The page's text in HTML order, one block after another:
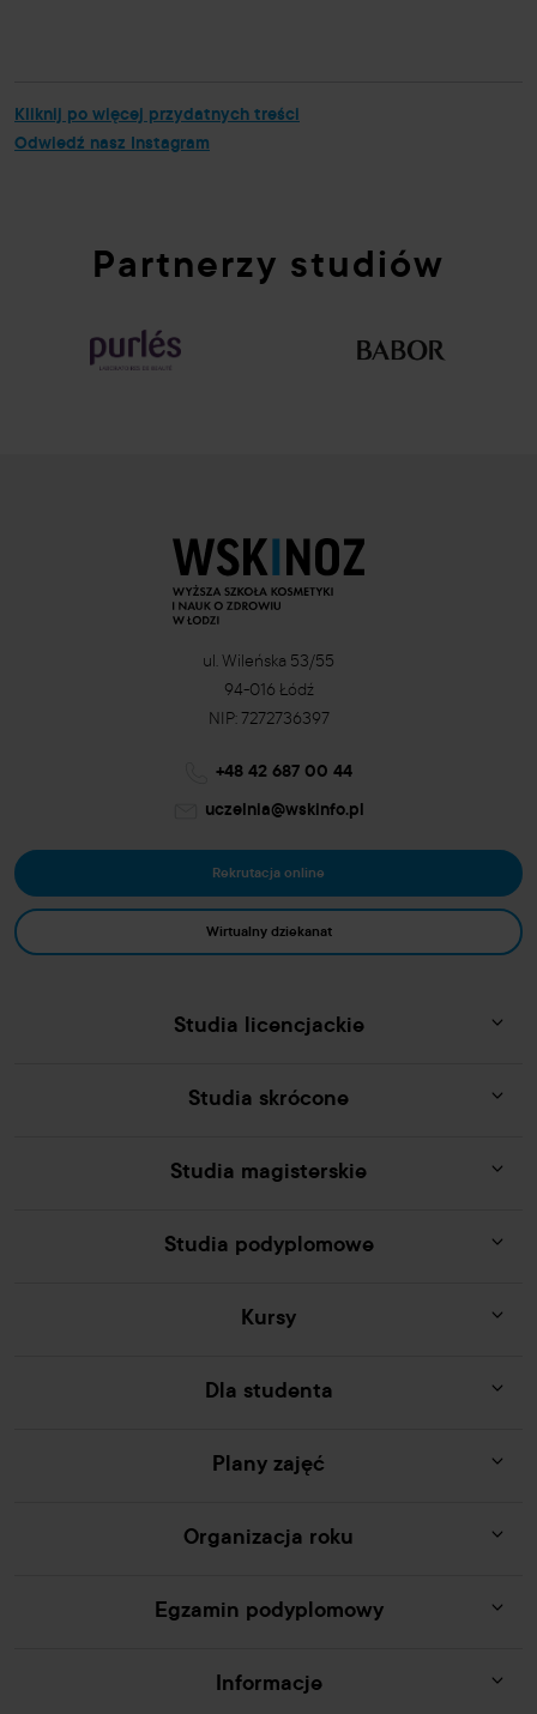
Kliknij po więcej przydatnych treści
Odwiedź nasz Instagram
Partnerzy studiów
ul. Wileńska 53/55
94-016 Łódź
NIP: 7272736397
+48 42 687 00 44
uczelnia@wskinfo.pl
Rekrutacja online
Wirtualny dziekanat
Studia licencjackie
Studia skrócone
Studia magisterskie
Studia podyplomowe
Kursy
Dla studenta
Plany zajęć
Organizacja roku
Egzamin podyplomowy
Informacje